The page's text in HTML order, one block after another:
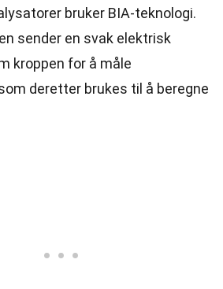
bruker BIA-teknologi.
sender en svak elektrisk
kroppen for å måle
deretter brukes til å beregne